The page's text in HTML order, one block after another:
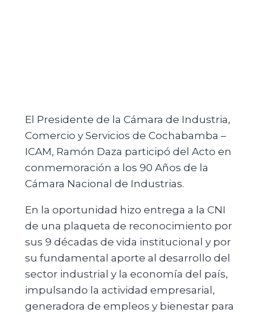
El Presidente de la Cámara de Industria,
Comercio y Servicios de Cochabamba –
ICAM, Ramón Daza participó del Acto en
conmemoración a los 90 Años de la
Cámara Nacional de Industrias.
En la oportunidad hizo entrega a la CNI
de una plaqueta de reconocimiento por
sus 9 décadas de vida institucional y por
su fundamental aporte al desarrollo del
sector industrial y la economía del país,
impulsando la actividad empresarial,
generadora de empleos y bienestar para